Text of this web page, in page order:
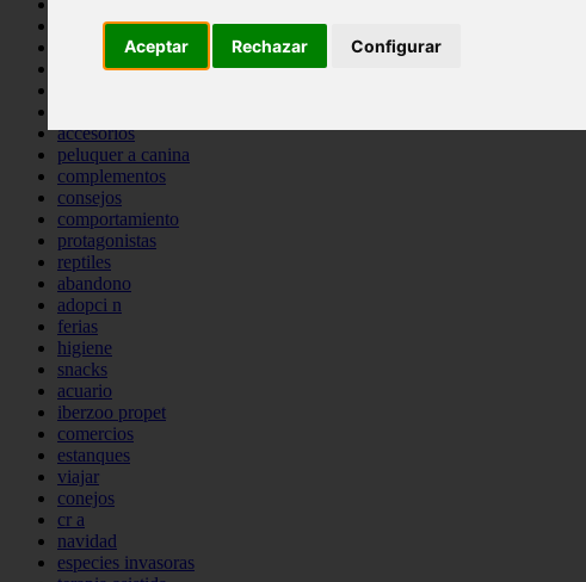
Aceptar Rechazar Configurar
bienestar
peque os mam feros
verano
accesorios
peluquer a canina
complementos
consejos
comportamiento
protagonistas
reptiles
abandono
adopci n
ferias
higiene
snacks
acuario
iberzoo propet
comercios
estanques
viajar
conejos
cr a
navidad
especies invasoras